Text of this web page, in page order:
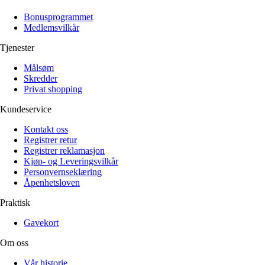
Klær
Reise
Informasjon
Tilbehør
Lukk
Alle artikler
Klær
Reise
Informasjon
Tilbehør
Målsøm
Lukk
Bonusprogrammet
Medlemsvilkår
Tjenester
Målsøm
Skredder
Privat shopping
Kundeservice
Kontakt oss
Registrer retur
Registrer reklamasjon
Kjøp- og Leveringsvilkår
Personvernseklæring
Åpenhetsloven
Praktisk
Gavekort
Om oss
Vår historie